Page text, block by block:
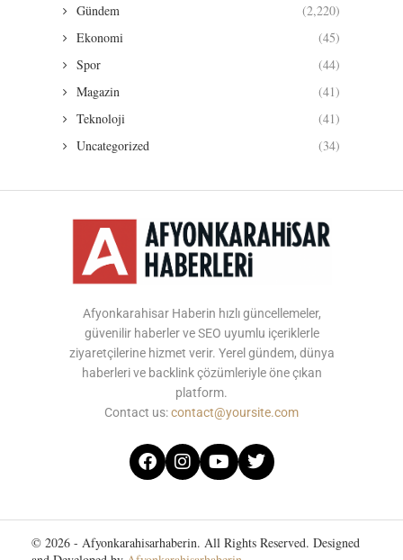
Gündem
(2,220)
Ekonomi
(45)
Spor
(44)
Magazin
(41)
Teknoloji
(41)
Uncategorized
(34)
Afyonkarahisar Haberin hızlı güncellemeler,
güvenilir haberler ve SEO uyumlu içeriklerle
ziyaretçilerine hizmet verir. Yerel gündem, dünya
haberleri ve backlink çözümleriyle öne çıkan
platform.
Contact us:contact@yoursite.com
© 2026 - Afyonkarahisarhaberin. All Rights Reserved. Designed